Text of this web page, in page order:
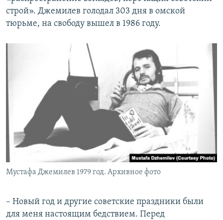
строй». Джемилев голодал 303 дня в омской
тюрьме, на свободу вышел в 1986 году.
Мустафа Джемилев 1979 год. Архивное фото
– Новый год и другие советские праздники были
для меня настоящим бедствием. Перед